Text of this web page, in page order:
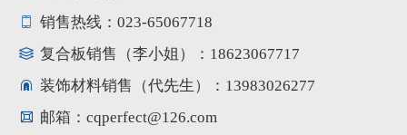
销售热线：023-65067718
复合板销售（李小姐）：18623067717
装饰材料销售（代先生）：13983026277
邮箱：cqperfect@126.com